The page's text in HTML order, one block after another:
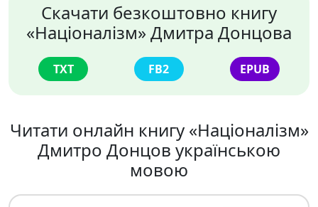
Скачати безкоштовно книгу
«Націоналізм» Дмитра Донцова
TXT FB2 EPUB
Читати онлайн книгу «Націоналізм»
Дмитро Донцов українською
мовою